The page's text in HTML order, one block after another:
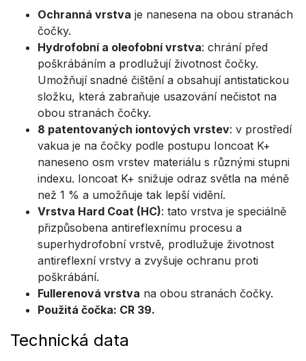
Ochranná vrstva je nanesena na obou stranách
čočky.
Hydrofobní a oleofobní vrstva: chrání před
poškrábáním a prodlužují životnost čočky.
Umožňují snadné čištění a obsahují antistatickou
složku, která zabraňuje usazování nečistot na
obou stranách čočky.
8 patentovaných iontových vrstev: v prostředí
vakua je na čočky podle postupu Ioncoat K+
naneseno osm vrstev materiálu s různými stupni
indexu. Ioncoat K+ snižuje odraz světla na méně
než 1 % a umožňuje tak lepší vidění.
Vrstva Hard Coat (HC): tato vrstva je speciálně
přizpůsobena antireflexnímu procesu a
superhydrofobní vrstvě, prodlužuje životnost
antireflexní vrstvy a zvyšuje ochranu proti
poškrábání.
Fullerenová vrstva na obou stranách čočky.
Použitá čočka: CR 39.
Technická data